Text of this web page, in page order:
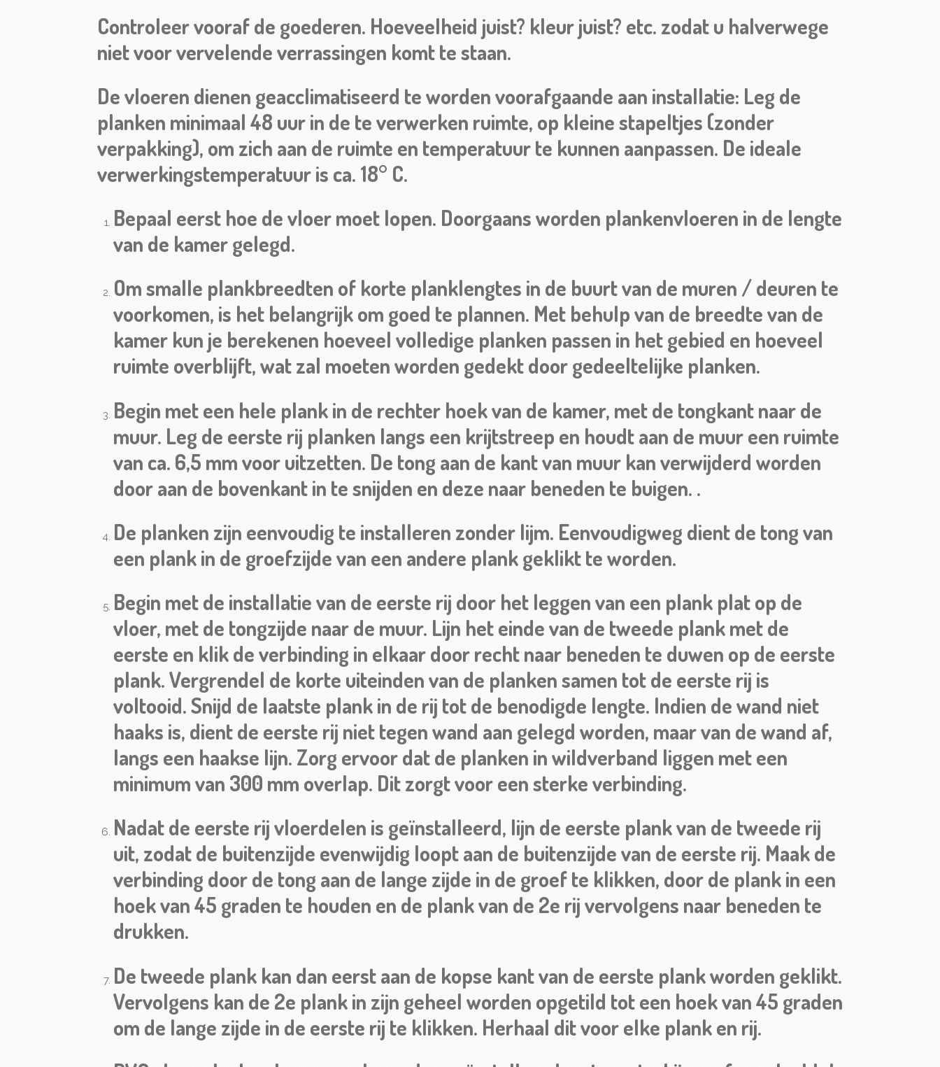
Controleer vooraf de goederen. Hoeveelheid juist? kleur juist? etc. zodat u halverwege
niet voor vervelende verrassingen komt te staan.
De vloeren dienen geacclimatiseerd te worden voorafgaande aan installatie: Leg de
planken minimaal 48 uur in de te verwerken ruimte, op kleine stapeltjes (zonder
verpakking), om zich aan de ruimte en temperatuur te kunnen aanpassen. De ideale
verwerkingstemperatuur is ca. 18° C.
Bepaal eerst hoe de vloer moet lopen. Doorgaans worden plankenvloeren in de lengte
van de kamer gelegd.
Om smalle plankbreedten of korte planklengtes in de buurt van de muren / deuren te
voorkomen, is het belangrijk om goed te plannen. Met behulp van de breedte van de
kamer kun je berekenen hoeveel volledige planken passen in het gebied en hoeveel
ruimte overblijft, wat zal moeten worden gedekt door gedeeltelijke planken.
Begin met een hele plank in de rechter hoek van de kamer, met de tongkant naar de
muur. Leg de eerste rij planken langs een krijtstreep en houdt aan de muur een ruimte
van ca. 6,5 mm voor uitzetten. De tong aan de kant van muur kan verwijderd worden
door aan de bovenkant in te snijden en deze naar beneden te buigen. .
De planken zijn eenvoudig te installeren zonder lijm. Eenvoudigweg dient de tong van
een plank in de groefzijde van een andere plank geklikt te worden.
Begin met de installatie van de eerste rij door het leggen van een plank plat op de
vloer, met de tongzijde naar de muur. Lijn het einde van de tweede plank met de
eerste en klik de verbinding in elkaar door recht naar beneden te duwen op de eerste
plank. Vergrendel de korte uiteinden van de planken samen tot de eerste rij is
voltooid. Snijd de laatste plank in de rij tot de benodigde lengte. Indien de wand niet
haaks is, dient de eerste rij niet tegen wand aan gelegd worden, maar van de wand af,
langs een haakse lijn. Zorg ervoor dat de planken in wildverband liggen met een
minimum van 300 mm overlap. Dit zorgt voor een sterke verbinding.
Nadat de eerste rij vloerdelen is geïnstalleerd, lijn de eerste plank van de tweede rij
uit, zodat de buitenzijde evenwijdig loopt aan de buitenzijde van de eerste rij. Maak de
verbinding door de tong aan de lange zijde in de groef te klikken, door de plank in een
hoek van 45 graden te houden en de plank van de 2e rij vervolgens naar beneden te
drukken.
De tweede plank kan dan eerst aan de kopse kant van de eerste plank worden geklikt.
Vervolgens kan de 2e plank in zijn geheel worden opgetild tot een hoek van 45 graden
om de lange zijde in de eerste rij te klikken. Herhaal dit voor elke plank en rij.